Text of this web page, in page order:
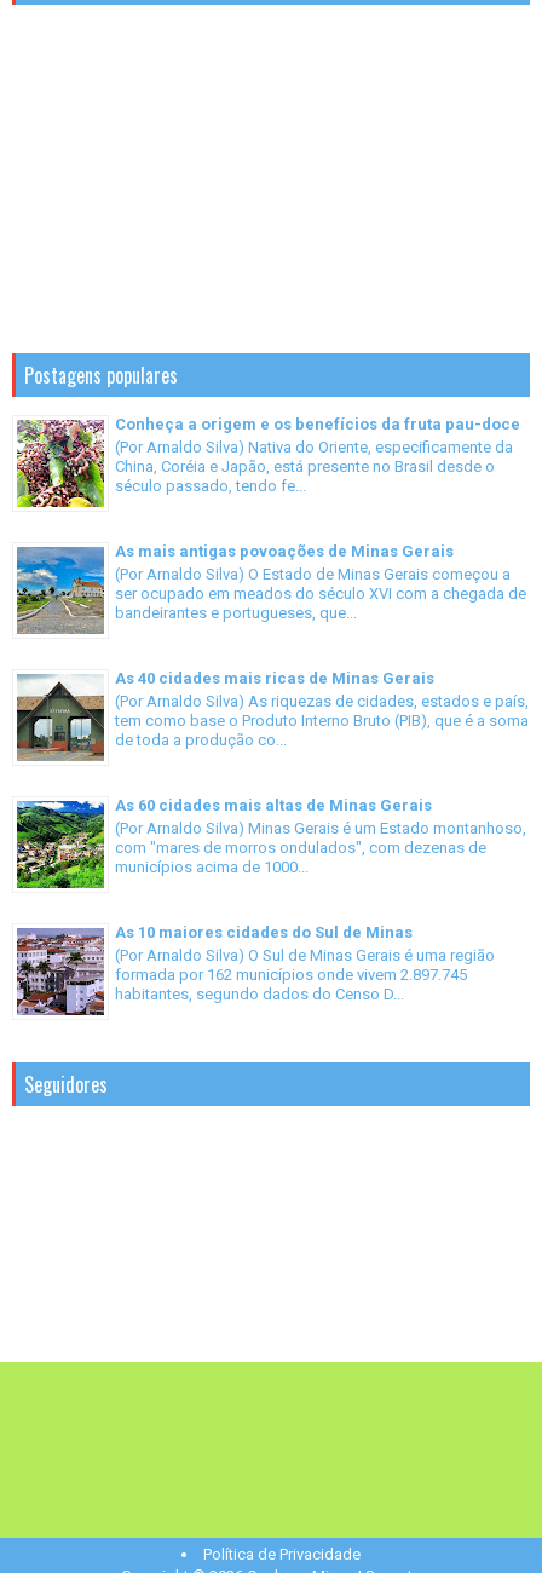
Postagens populares
Conheça a origem e os benefícios da fruta pau-doce
(Por Arnaldo Silva) Nativa do Oriente, especificamente da
China, Coréia e Japão, está presente no Brasil desde o
século passado, tendo fe...
As mais antigas povoações de Minas Gerais
(Por Arnaldo Silva) O Estado de Minas Gerais começou a
ser ocupado em meados do século XVI com a chegada de
bandeirantes e portugueses, que...
As 40 cidades mais ricas de Minas Gerais
(Por Arnaldo Silva) As riquezas de cidades, estados e país,
tem como base o Produto Interno Bruto (PIB), que é a soma
de toda a produção co...
As 60 cidades mais altas de Minas Gerais
(Por Arnaldo Silva) Minas Gerais é um Estado montanhoso,
com "mares de morros ondulados", com dezenas de
municípios acima de 1000...
As 10 maiores cidades do Sul de Minas
(Por Arnaldo Silva) O Sul de Minas Gerais é uma região
formada por 162 municípios onde vivem 2.897.745
habitantes, segundo dados do Censo D...
Seguidores
Política de Privacidade